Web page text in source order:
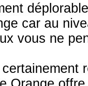
car au
vous ne